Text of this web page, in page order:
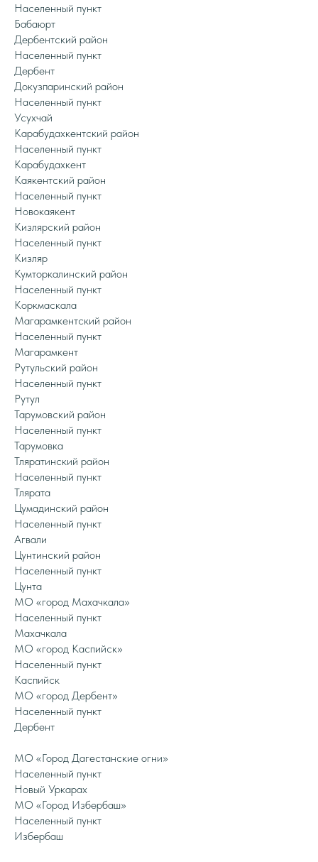
Населенный пункт
Бабаюрт
Дербентский район
Населенный пункт
Дербент
Докузпаринский район
Населенный пункт
Усухчай
Карабудахкентский район
Населенный пункт
Карабудахкент
Каякентский район
Населенный пункт
Новокаякент
Кизлярский район
Населенный пункт
Кизляр
Кумторкалинский район
Населенный пункт
Коркмаскала
Магарамкентский район
Населенный пункт
Магарамкент
Рутульский район
Населенный пункт
Рутул
Тарумовский район
Населенный пункт
Тарумовка
Тляратинский район
Населенный пункт
Тлярата
Цумадинский район
Населенный пункт
Агвали
Цунтинский район
Населенный пункт
Цунта
МО «город Махачкала»
Населенный пункт
Махачкала
МО «город Каспийск»
Населенный пункт
Каспийск
МО «город Дербент»
Населенный пункт
Дербент
МО «Город Дагестанские огни»
Населенный пункт
Новый Уркарах
МО «Город Избербаш»
Населенный пункт
Избербаш